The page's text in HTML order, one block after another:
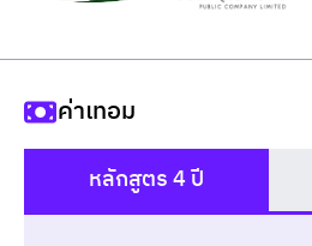
ค่าเทอม
หลักสูตร 4 ปี